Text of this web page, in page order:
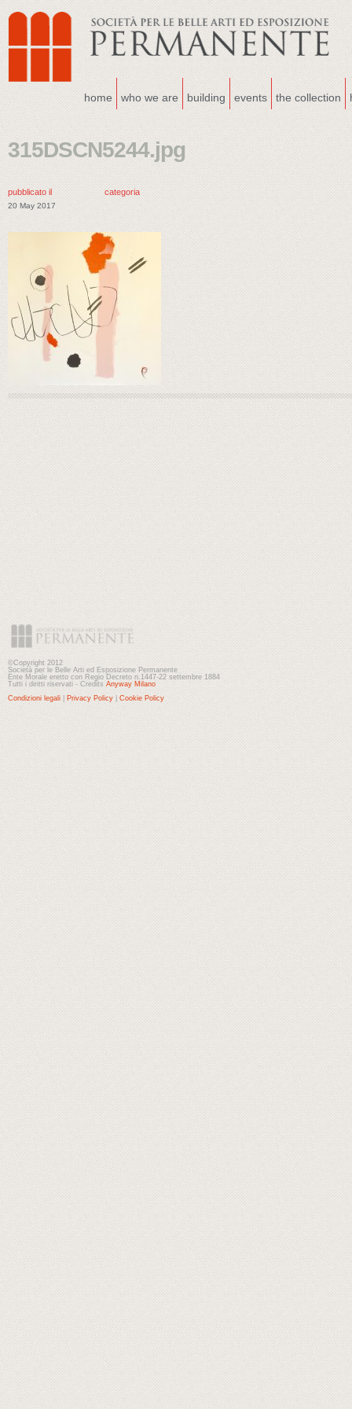
home who we are building events the collection
315DSCN5244.jpg
pubblicato il
20 May 2017
categoria
©Copyright 2012
Società per le Belle Arti ed Esposizione Permanente
Ente Morale eretto con Regio Decreto n.1447-22 settembre 1884
Tutti i diritti riservati - Credits Anyway Milano
Condizioni legali
Privacy Policy Cookie Policy